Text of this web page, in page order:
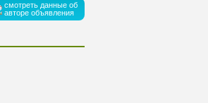
смотреть данные об
авторе объявления